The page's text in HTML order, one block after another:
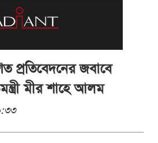
প্রতিবেদনের জবাবে
মীর শাহে আলম